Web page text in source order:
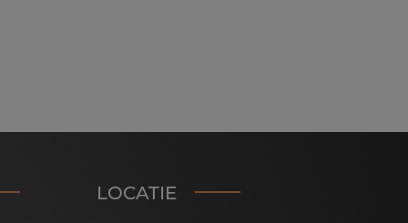
LOCATIE